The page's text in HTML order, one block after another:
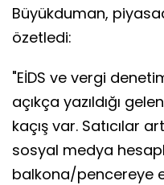
Büyükduman,
özetledi:
"EİDS ve vergi
açıkça yazıldığı
kaçış var. Satıcılar
sosyal medya
balkona/pencereye